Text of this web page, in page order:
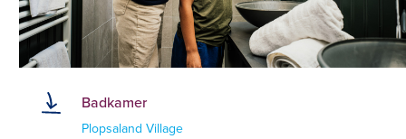
Badkamer
Plopsaland Village